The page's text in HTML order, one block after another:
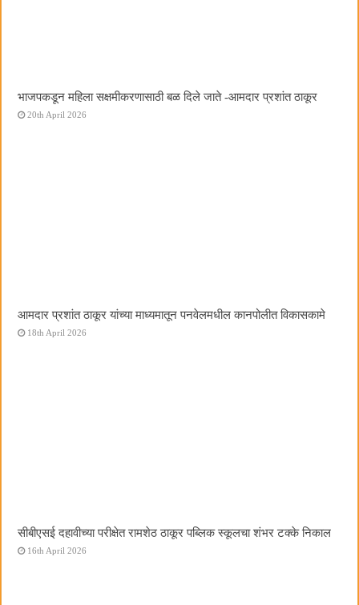
भाजपकडून महिला सक्षमीकरणासाठी बळ दिले जाते -आमदार प्रशांत ठाकूर
20th April 2026
आमदार प्रशांत ठाकूर यांच्या माध्यमातून पनवेलमधील कानपोलीत विकासकामे
18th April 2026
सीबीएसई दहावीच्या परीक्षेत रामशेठ ठाकूर पब्लिक स्कूलचा शंभर टक्के निकाल
16th April 2026